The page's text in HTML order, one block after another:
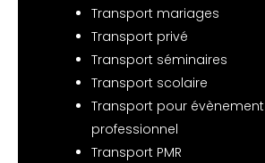
Transport mariages
Transport privé
Transport séminaires
Transport scolaire
Transport pour évènement
professionnel
Transport PMR